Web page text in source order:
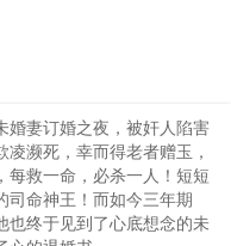
婚妻订婚之夜，被奸人陷害
濒死，幸而得老者赠玉，
每救一命，必杀一人！短短
司命神王！而如今三年期
也终于见到了心底想念的未